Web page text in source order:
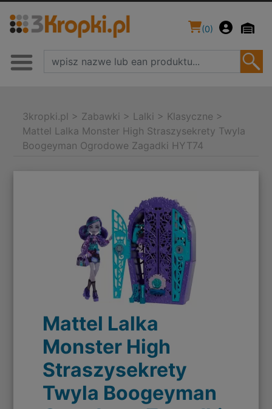
(0)
3kropki.pl > Zabawki > Lalki > Klasyczne >
Mattel Lalka Monster High Straszysekrety Twyla
Boogeyman Ogrodowe Zagadki HYT74
Mattel Lalka
Monster High
Straszysekrety
Twyla Boogeyman